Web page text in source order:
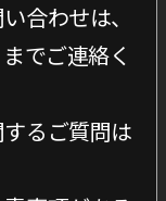
合わせは、
でご連絡く
るご質問は